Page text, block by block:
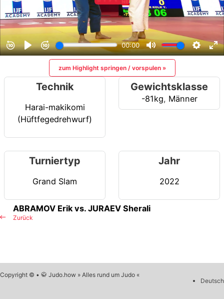
zum Highlight springen / vorspulen »
Technik
Harai-makikomi
(Hüftfegedrehwurf)
Gewichtsklasse
-81kg, Männer
Turniertyp
Grand Slam
Jahr
2022
Zurück
ABRAMOV Erik vs. JURAEV Sherali
Copyright © • 🥋 Judo.how » Alles rund um Judo «
Deutsch